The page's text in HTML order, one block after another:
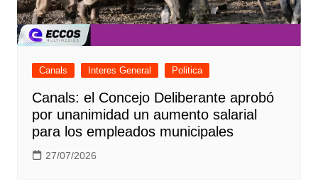
Canals Interes General Politica
Canals: el Concejo Deliberante aprobó
por unanimidad un aumento salarial
para los empleados municipales
27/07/2026